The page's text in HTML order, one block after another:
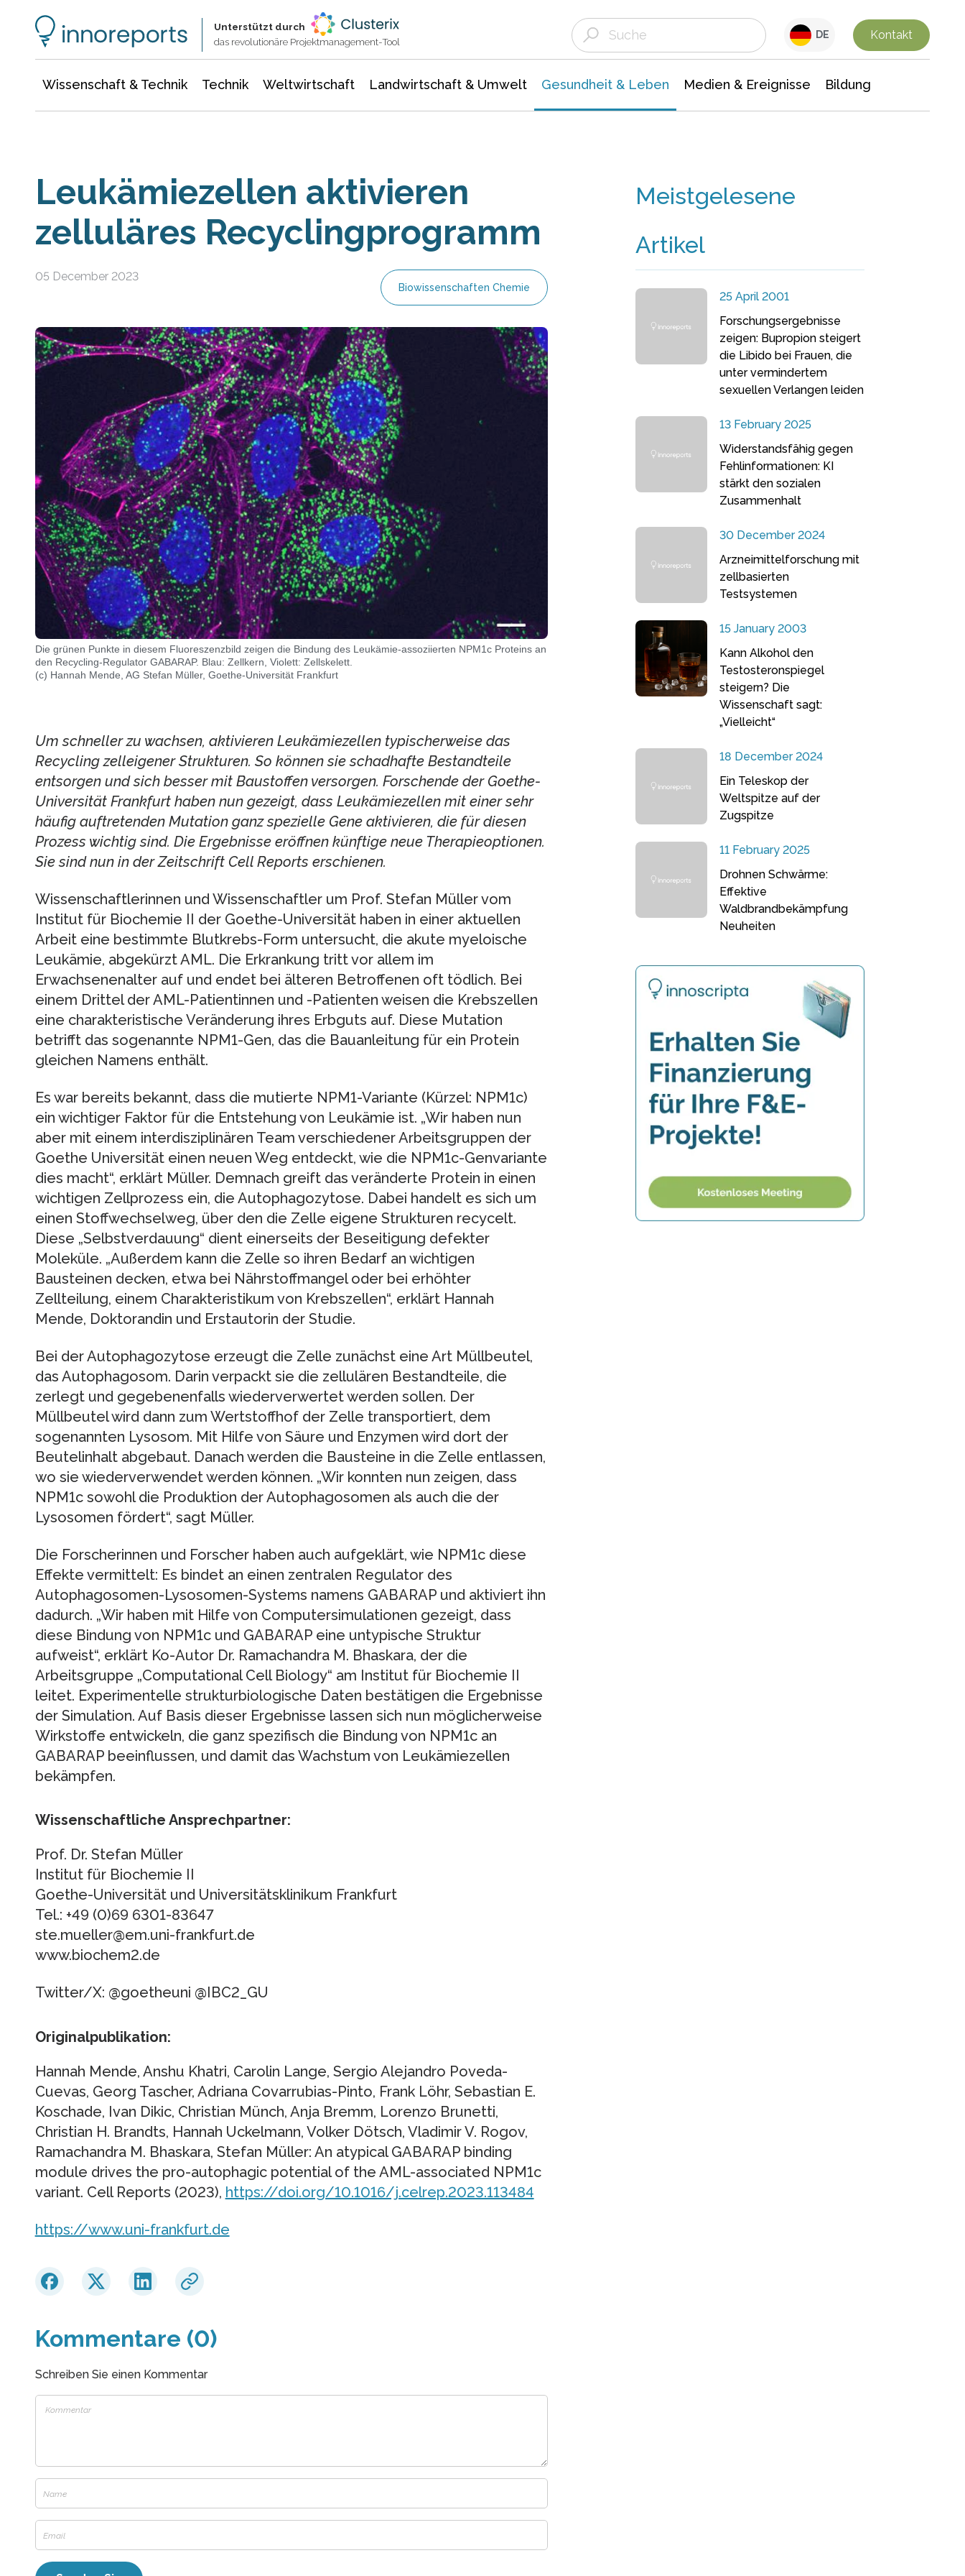
Unterstützt durch
das revolutionäre Projektmanagement-Tool
DE Kontakt
Wissenschaft & Technik Technik Weltwirtschaft Landwirtschaft & Umwelt Gesundheit & Leben Medien & Ereignisse Bildung
Leukämiezellen aktivieren
zelluläres Recyclingprogramm
05 December 2023
Biowissenschaften Chemie
Die grünen Punkte in diesem Fluoreszenzbild zeigen die Bindung des Leukämie-assoziierten NPM1c Proteins an
den Recycling-Regulator GABARAP. Blau: Zellkern, Violett: Zellskelett.
(c) Hannah Mende, AG Stefan Müller, Goethe-Universität Frankfurt
Um schneller zu wachsen, aktivieren Leukämiezellen typischerweise das
Recycling zelleigener Strukturen. So können sie schadhafte Bestandteile
entsorgen und sich besser mit Baustoffen versorgen. Forschende der Goethe-
Universität Frankfurt haben nun gezeigt, dass Leukämiezellen mit einer sehr
häufig auftretenden Mutation ganz spezielle Gene aktivieren, die für diesen
Prozess wichtig sind. Die Ergebnisse eröffnen künftige neue Therapieoptionen.
Sie sind nun in der Zeitschrift Cell Reports erschienen.
Wissenschaftlerinnen und Wissenschaftler um Prof. Stefan Müller vom
Institut für Biochemie II der Goethe-Universität haben in einer aktuellen
Arbeit eine bestimmte Blutkrebs-Form untersucht, die akute myeloische
Leukämie, abgekürzt AML. Die Erkrankung tritt vor allem im
Erwachsenenalter auf und endet bei älteren Betroffenen oft tödlich. Bei
einem Drittel der AML-Patientinnen und -Patienten weisen die Krebszellen
eine charakteristische Veränderung ihres Erbguts auf. Diese Mutation
betrifft das sogenannte NPM1-Gen, das die Bauanleitung für ein Protein
gleichen Namens enthält.
Es war bereits bekannt, dass die mutierte NPM1-Variante (Kürzel: NPM1c)
ein wichtiger Faktor für die Entstehung von Leukämie ist. „Wir haben nun
aber mit einem interdisziplinären Team verschiedener Arbeitsgruppen der
Goethe Universität einen neuen Weg entdeckt, wie die NPM1c-Genvariante
dies macht“, erklärt Müller. Demnach greift das veränderte Protein in einen
wichtigen Zellprozess ein, die Autophagozytose. Dabei handelt es sich um
einen Stoffwechselweg, über den die Zelle eigene Strukturen recycelt.
Diese „Selbstverdauung“ dient einerseits der Beseitigung defekter
Moleküle. „Außerdem kann die Zelle so ihren Bedarf an wichtigen
Bausteinen decken, etwa bei Nährstoffmangel oder bei erhöhter
Zellteilung, einem Charakteristikum von Krebszellen“, erklärt Hannah
Mende, Doktorandin und Erstautorin der Studie.
Bei der Autophagozytose erzeugt die Zelle zunächst eine Art Müllbeutel,
das Autophagosom. Darin verpackt sie die zellulären Bestandteile, die
zerlegt und gegebenenfalls wiederverwertet werden sollen. Der
Müllbeutel wird dann zum Wertstoffhof der Zelle transportiert, dem
sogenannten Lysosom. Mit Hilfe von Säure und Enzymen wird dort der
Beutelinhalt abgebaut. Danach werden die Bausteine in die Zelle entlassen,
wo sie wiederverwendet werden können. „Wir konnten nun zeigen, dass
NPM1c sowohl die Produktion der Autophagosomen als auch die der
Lysosomen fördert“, sagt Müller.
Die Forscherinnen und Forscher haben auch aufgeklärt, wie NPM1c diese
Effekte vermittelt: Es bindet an einen zentralen Regulator des
Autophagosomen-Lysosomen-Systems namens GABARAP und aktiviert ihn
dadurch. „Wir haben mit Hilfe von Computersimulationen gezeigt, dass
diese Bindung von NPM1c und GABARAP eine untypische Struktur
aufweist“, erklärt Ko-Autor Dr. Ramachandra M. Bhaskara, der die
Arbeitsgruppe „Computational Cell Biology“ am Institut für Biochemie II
leitet. Experimentelle strukturbiologische Daten bestätigen die Ergebnisse
der Simulation. Auf Basis dieser Ergebnisse lassen sich nun möglicherweise
Wirkstoffe entwickeln, die ganz spezifisch die Bindung von NPM1c an
GABARAP beeinflussen, und damit das Wachstum von Leukämiezellen
bekämpfen.
Wissenschaftliche Ansprechpartner:
Prof. Dr. Stefan Müller
Institut für Biochemie II
Goethe-Universität und Universitätsklinikum Frankfurt
Tel.: +49 (0)69 6301-83647
ste.mueller@em.uni-frankfurt.de
www.biochem2.de
Twitter/X: @goetheuni @IBC2_GU
Originalpublikation:
Hannah Mende, Anshu Khatri, Carolin Lange, Sergio Alejandro Poveda-
Cuevas, Georg Tascher, Adriana Covarrubias-Pinto, Frank Löhr, Sebastian E.
Koschade, Ivan Dikic, Christian Münch, Anja Bremm, Lorenzo Brunetti,
Christian H. Brandts, Hannah Uckelmann, Volker Dötsch, Vladimir V. Rogov,
Ramachandra M. Bhaskara, Stefan Müller: An atypical GABARAP binding
module drives the pro-autophagic potential of the AML-associated NPM1c
variant. Cell Reports (2023), https://doi.org/10.1016/j.celrep.2023.113484
https://www.uni-frankfurt.de
Kommentare (0)
Schreiben Sie einen Kommentar
Meistgelesene
Artikel
25 April 2001
Forschungsergebnisse
zeigen: Bupropion steigert
die Libido bei Frauen, die
unter vermindertem
sexuellen Verlangen leiden
13 February 2025
Widerstandsfähig gegen
Fehlinformationen: KI
stärkt den sozialen
Zusammenhalt
30 December 2024
Arzneimittelforschung mit
zellbasierten
Testsystemen
15 January 2003
Kann Alkohol den
Testosteronspiegel
steigern? Die
Wissenschaft sagt:
„Vielleicht“
18 December 2024
Ein Teleskop der
Weltspitze auf der
Zugspitze
11 February 2025
Drohnen Schwärme:
Effektive
Waldbrandbekämpfung
Neuheiten